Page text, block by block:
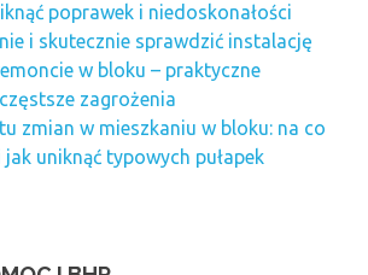
poprawek i niedoskonałości
i skutecznie sprawdzić instalację
w bloku – praktyczne
zagrożenia
zmian w mieszkaniu w bloku: na co
uniknąć typowych pułapek